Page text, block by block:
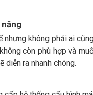
không phải ai
còn phù hợp và
diễn ra nhanh chóng.